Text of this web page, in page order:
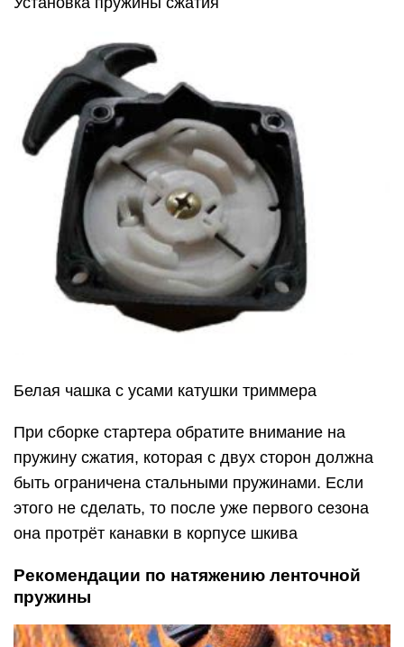
Белая чашка с усами катушки триммера
При сборке стартера обратите внимание на
пружину сжатия, которая с двух сторон должна
быть ограничена стальными пружинами. Если
этого не сделать, то после уже первого сезона
она протрёт канавки в корпусе шкива
Рекомендации по натяжению ленточной
пружины